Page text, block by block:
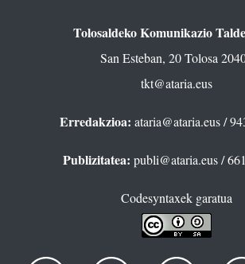
Tolosaldeko Komunikazio
San Esteban, 20 Tolosa
tkt@ataria.eus
Erredakzioa: ataria@ataria.eus/
Publizitatea: publi@ataria.eus/
Codesyntaxek garatua